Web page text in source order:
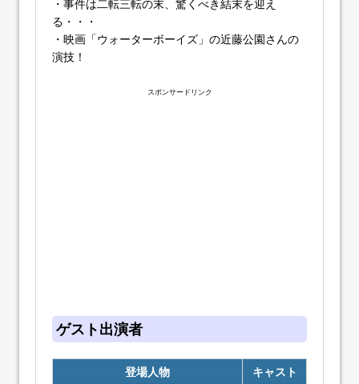
・事件は二転三転の末、驚くべき結末を迎え
る・・・
・映画「ウォーターボーイズ」の近藤公園さんの
演技！
スポンサードリンク
ゲスト出演者
登場人物
キャスト